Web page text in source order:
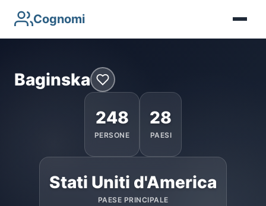
Cognomi
Baginska
248
PERSONE
28
PAESI
Stati Uniti d'America
PAESE PRINCIPALE